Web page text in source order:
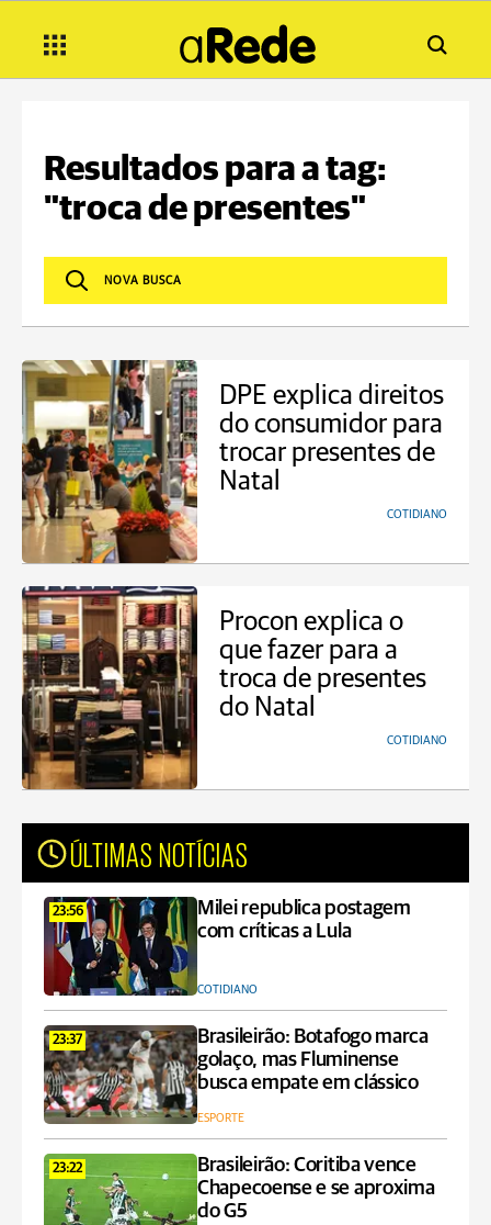
Resultados para a tag:
"troca de presentes"
DPE explica direitos
do consumidor para
trocar presentes de
Natal
COTIDIANO
Procon explica o
que fazer para a
troca de presentes
do Natal
COTIDIANO
ÚLTIMAS NOTÍCIAS
23:56
Milei republica postagem
com críticas a Lula
COTIDIANO
23:37
Brasileirão: Botafogo marca
golaço, mas Fluminense
busca empate em clássico
ESPORTE
23:22
Brasileirão: Coritiba vence
Chapecoense e se aproxima
do G5